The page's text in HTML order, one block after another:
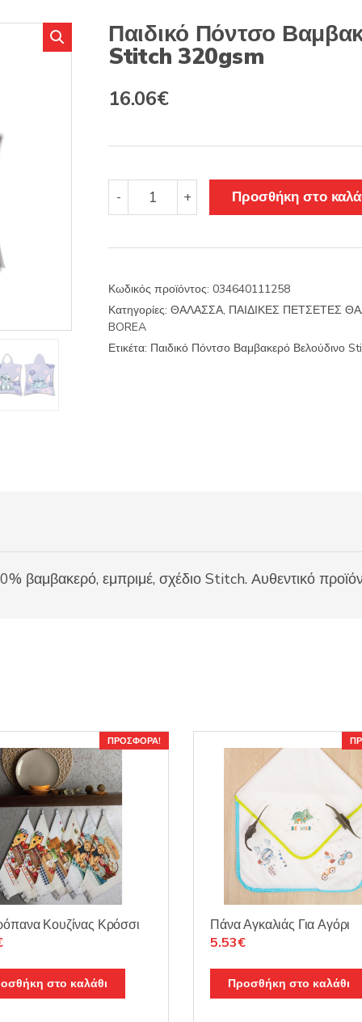
:
Παιδικό Πόντσο
Stitch 320gsm
Original
18.86€.
16.06€Η
είναι:
16.06€.
-
Παιδικό
Πόντσο
ποσότητα
+ Προσθήκη στο
Κωδικός προϊόντος: 034640111258
Κατηγορίες: ΘΑΛΑΣΣΑ, ΠΑΙΔΙΚΕΣ ΠΕΤΣΕΤΕΣ
BOREA
Ετικέτα: Παιδικό Πόντσο Βαμβακερό Βελούδινο
βαμβακερό, εμπριμέ, σχέδιο Stitch. Αυθεντικό
ΠΡΟΣΦΟΡΆ!
Κουζίνας Κρόσσι
Η
τιμή
είναι:
στο καλάθι
Πάνα Αγκαλιάς Για Αγόρι
Original
was:
6.50€.
5.53€Η
τιμή
είναι:
Προσθήκη στο καλάθι